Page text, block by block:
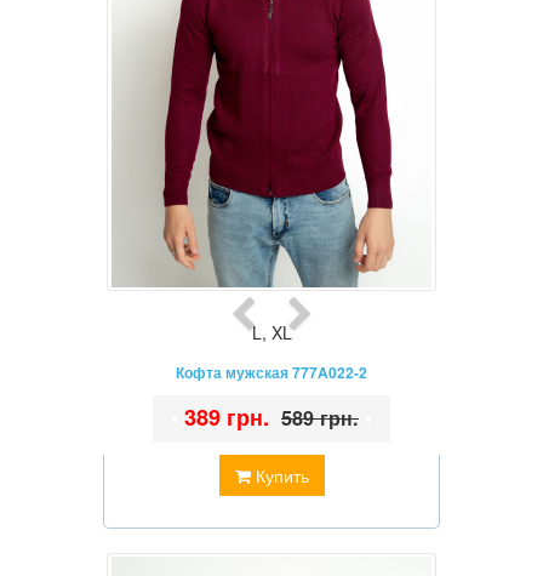
L, XL
Кофта мужская 777A022-2
Купить
389 грн. 589 грн.